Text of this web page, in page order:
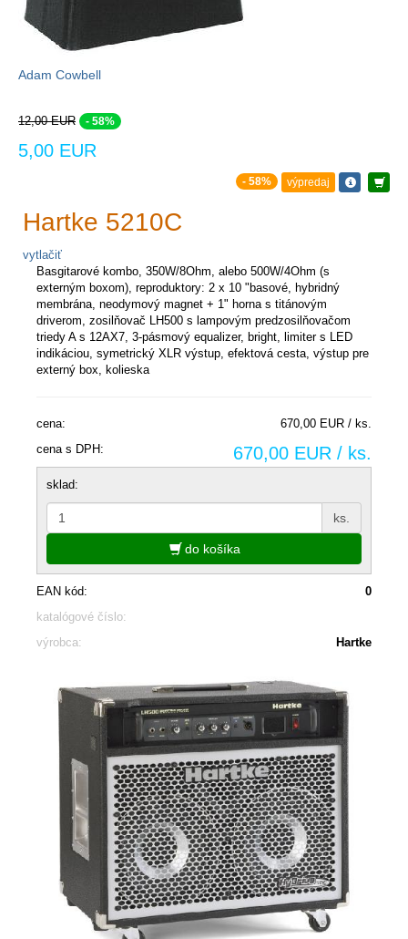
Adam Cowbell
12,00 EUR - 58%
5,00 EUR
- 58% výpredaj
Hartke 5210C
vytlačiť
Basgitarové kombo, 350W/8Ohm, alebo 500W/4Ohm (s
externým boxom), reproduktory: 2 x 10 "basové, hybridný
membrána, neodymový magnet + 1" horna s titánovým
driverom, zosilňovač LH500 s lampovým predzosilňovačom
triedy A s 12AX7, 3-pásmový equalizer, bright, limiter s LED
indikáciou, symetrický XLR výstup, efektová cesta, výstup pre
externý box, kolieska
cena:
670,00 EUR / ks.
cena s DPH:
670,00 EUR / ks.
sklad:
ks.
do košíka
EAN kód:
0
katalógové číslo:
výrobca:
Hartke